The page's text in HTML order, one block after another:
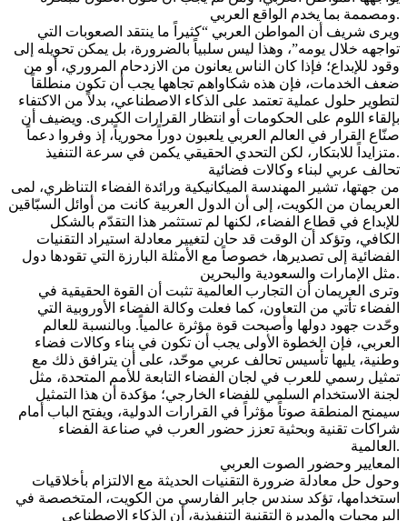
ومصممة بما يخدم الواقع العربي.
ويرى شريف أن المواطن العربي “كثيراً ما ينتقد الصعوبات التي
تواجهه خلال يومه”، وهذا ليس سلبياً بالضرورة، بل يمكن تحويله إلى
وقود للإبداع؛ فإذا كان الناس يعانون من الازدحام المروري، أو من
ضعف الخدمات، فإن هذه شكاواهم تجاهها يجب أن تكون منطلقاً
لتطوير حلول عملية تعتمد على الذكاء الاصطناعي، بدلاً من الاكتفاء
بإلقاء اللوم على الحكومات أو انتظار القرارات الكبرى. ويضيف أن
صنّاع القرار في العالم العربي يلعبون دوراً محورياً، إذ وفروا دعماً
متزايداً للابتكار، لكن التحدي الحقيقي يكمن في سرعة التنفيذ.
تحالف عربي لبناء وكالات فضائية
من جهتها، تشير المهندسة الميكانيكية ورائدة الفضاء التناظري، لمى
العريمان من الكويت، إلى أن الدول العربية كانت من أوائل السبّاقين
للإبداع في قطاع الفضاء، لكنها لم تستثمر هذا التقدّم بالشكل
الكافي، وتؤكد أن الوقت قد حان لتغيير معادلة استيراد التقنيات
الفضائية إلى تصديرها، خصوصاً مع الأمثلة البارزة التي تقودها دول
مثل الإمارات والسعودية والبحرين.
وترى العريمان أن التجارب العالمية تثبت أن القوة الحقيقية في
الفضاء تأتي من التعاون، كما فعلت وكالة الفضاء الأوروبية التي
وحّدت جهود دولها وأصبحت قوة مؤثرة عالمياً. وبالنسبة للعالم
العربي، فإن الخطوة الأولى يجب أن تكون في بناء وكالات فضاء
وطنية، يليها تأسيس تحالف عربي موحّد، على أن يترافق ذلك مع
تمثيل رسمي للعرب في لجان الفضاء التابعة للأمم المتحدة، مثل
لجنة الاستخدام السلمي للفضاء الخارجي؛ مؤكدة أن هذا التمثيل
سيمنح المنطقة صوتاً مؤثراً في القرارات الدولية، ويفتح الباب أمام
شراكات تقنية وبحثية تعزز حضور العرب في صناعة الفضاء
العالمية.
المعايير وحضور الصوت العربي
وحول حل معادلة ضرورة التقنيات الحديثة مع الالتزام بأخلاقيات
استخدامها، تؤكد سندس جابر الفارسي من الكويت، المتخصصة في
البرمجيات والمديرة التقنية التنفيذية، أن الذكاء الاصطناعي